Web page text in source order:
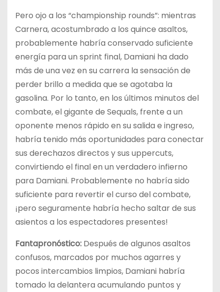
Pero ojo a los “championship rounds”: mientras
Carnera, acostumbrado a los quince asaltos,
probablemente habría conservado suficiente
energía para un sprint final, Damiani ha dado
más de una vez en su carrera la sensación de
perder brillo a medida que se agotaba la
gasolina. Por lo tanto, en los últimos minutos del
combate, el gigante de Sequals, frente a un
oponente menos rápido en su salida e ingreso,
habría tenido más oportunidades para conectar
sus derechazos directos y sus uppercuts,
convirtiendo el final en un verdadero infierno
para Damiani. Probablemente no habría sido
suficiente para revertir el curso del combate,
¡pero seguramente habría hecho saltar de sus
asientos a los espectadores presentes!
Fantapronóstico: Después de algunos asaltos
confusos, marcados por muchos agarres y
pocos intercambios limpios, Damiani habría
tomado la delantera acumulando puntos y